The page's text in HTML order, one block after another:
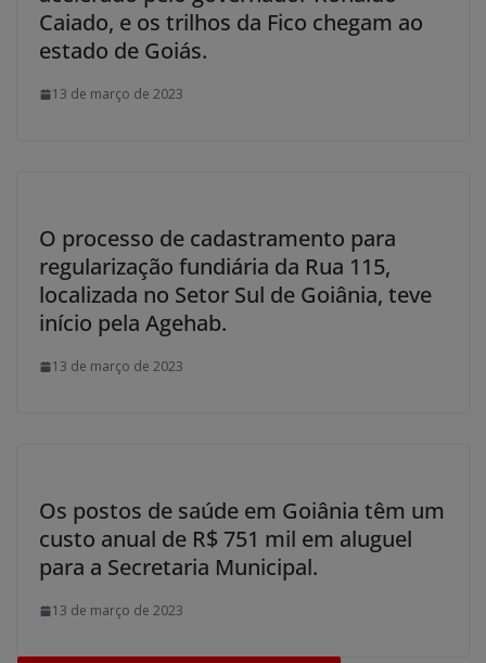
Caiado, e os trilhos da Fico chegam ao
estado de Goiás.
13 de março de 2023
O processo de cadastramento para
regularização fundiária da Rua 115,
localizada no Setor Sul de Goiânia, teve
início pela Agehab.
13 de março de 2023
Os postos de saúde em Goiânia têm um
custo anual de R$ 751 mil em aluguel
para a Secretaria Municipal.
13 de março de 2023